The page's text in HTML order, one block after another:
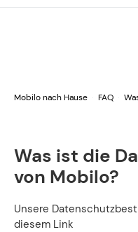
Mobilo nach Hause FAQ
Was ist die
von Mobilo?
Unsere
diesem Link